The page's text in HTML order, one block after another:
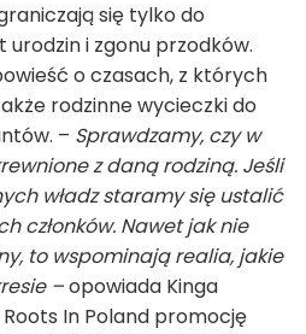
się tylko do
urodzin i zgonu przodków.
o czasach, z których
rodzinne wycieczki do
– Sprawdzamy, czy w
z daną rodziną. Jeśli
władz staramy się ustalić
członków. Nawet jak nie
to wspominają realia, jakie
–opowiada Kinga
In Poland promocję